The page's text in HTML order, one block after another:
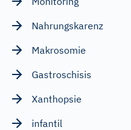
Nahrungskarenz
Makrosomie
Gastroschisis
Xanthopsie
infantil